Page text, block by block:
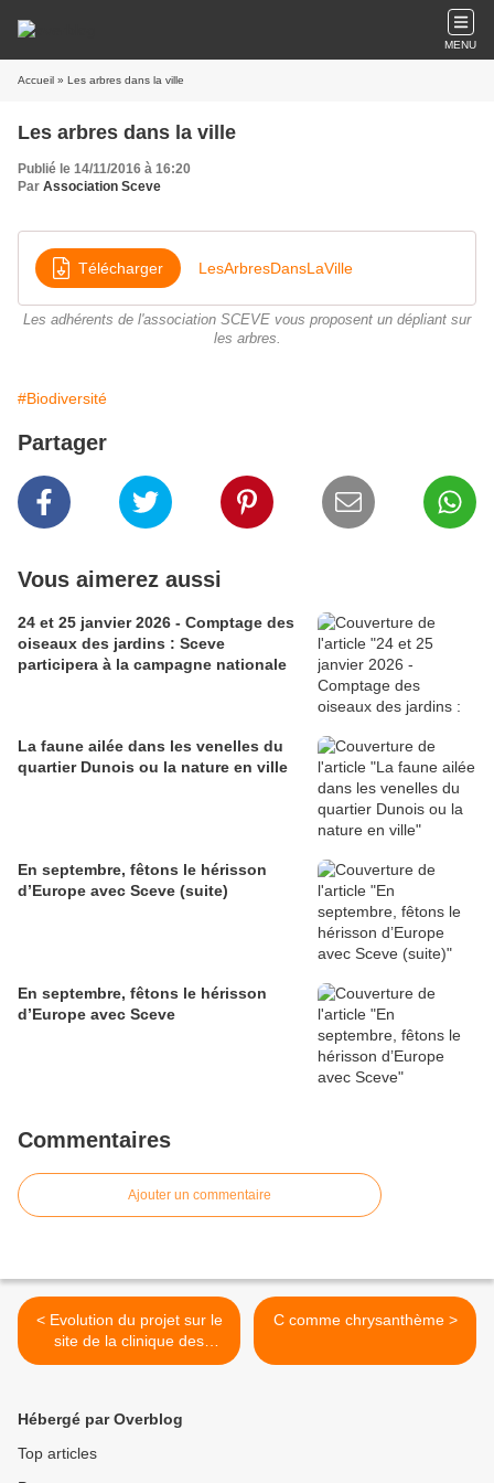
MENU
Accueil » Les arbres dans la ville
Les arbres dans la ville
Publié le 14/11/2016 à 16:20
Par Association Sceve
Télécharger LesArbresDansLaVille
Les adhérents de l'association SCEVE vous proposent un dépliant sur
les arbres.
#Biodiversité
Partager
Vous aimerez aussi
24 et 25 janvier 2026 - Comptage des
oiseaux des jardins : Sceve
participera à la campagne nationale
La faune ailée dans les venelles du
quartier Dunois ou la nature en ville
En septembre, fêtons le hérisson
d’Europe avec Sceve (suite)
En septembre, fêtons le hérisson
d’Europe avec Sceve
Commentaires
Ajouter un commentaire
< Evolution du projet sur le
site de la clinique des
Murlins "Les jardins
C comme chrysanthème >
Hébergé par Overblog
Top articles